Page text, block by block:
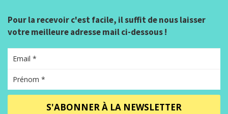
Pour la recevoir c'est facile, il suffit de nous laisser
votre meilleure adresse mail ci-dessous !
S'ABONNER À LA NEWSLETTER